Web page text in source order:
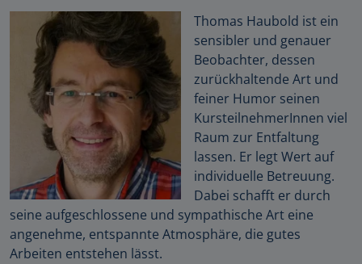
Thomas Haubold ist ein
sensibler und genauer
Beobachter, dessen
zurückhaltende Art und
feiner Humor seinen
KursteilnehmerInnen viel
Raum zur Entfaltung
lassen. Er legt Wert auf
individuelle Betreuung.
Dabei schafft er durch
seine aufgeschlossene und sympathische Art eine
angenehme, entspannte Atmosphäre, die gutes
Arbeiten entstehen lässt.